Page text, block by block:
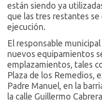
están siendo ya
que las tres restantes
ejecución.
El responsable
nuevos equipamientos
emplazamientos, tales
Plaza de los Remedios,
Padre Manuel, en la
la calle Guillermo